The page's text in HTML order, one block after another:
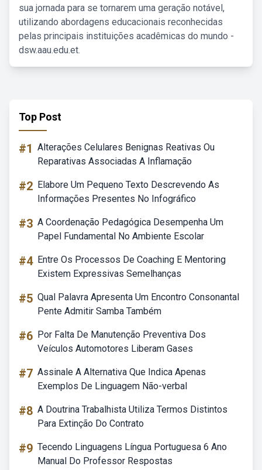
sua jornada para se tornarem uma geração notável,
utilizando abordagens educacionais reconhecidas
pelas principais instituições acadêmicas do mundo -
dsw.aau.edu.et.
Top Post
#1 Alterações Celulares Benignas Reativas Ou
Reparativas Associadas A Inflamação
#2 Elabore Um Pequeno Texto Descrevendo As
Informações Presentes No Infográfico
#3 A Coordenação Pedagógica Desempenha Um
Papel Fundamental No Ambiente Escolar
#4 Entre Os Processos De Coaching E Mentoring
Existem Expressivas Semelhanças
#5 Qual Palavra Apresenta Um Encontro Consonantal
Pente Admitir Samba Também
#6 Por Falta De Manutenção Preventiva Dos
Veículos Automotores Liberam Gases
#7 Assinale A Alternativa Que Indica Apenas
Exemplos De Linguagem Não-verbal
#8 A Doutrina Trabalhista Utiliza Termos Distintos
Para Extinção Do Contrato
#9 Tecendo Linguagens Língua Portuguesa 6 Ano
Manual Do Professor Respostas